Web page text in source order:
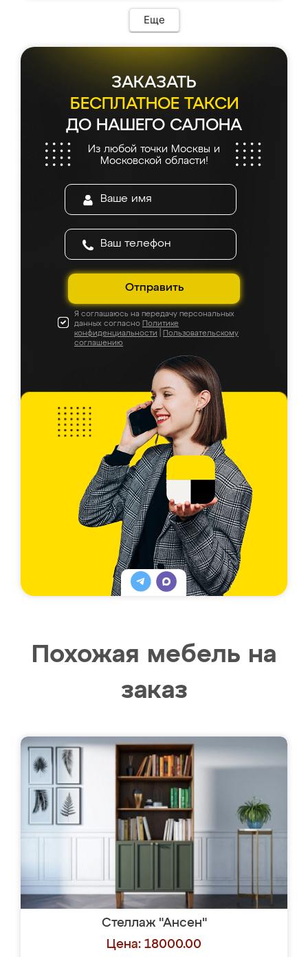
мебель сразу встала на свое место без
каких-либо доработок. Качеством осталась
довольна, все выглядит так, как и ожидала.
Еще
ЗАКАЗАТЬ
БЕСПЛАТНОЕ ТАКСИ
ДО НАШЕГО САЛОНА
Из любой точки Москвы и
Московской области!
Отправить
Я соглашаюсь на передачу персональных
данных согласно Политике
конфиденциальности
Пользовательскому
соглашению
Похожая мебель на
заказ
Стеллаж "Ансен"
Цена: 18000.00